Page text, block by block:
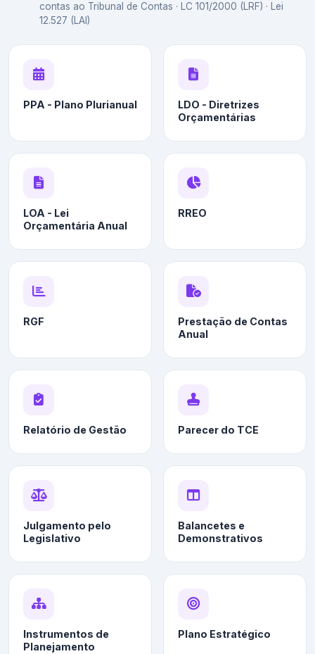
contas ao Tribunal de Contas · LC 101/2000 (LRF) · Lei
12.527 (LAI)
PPA - Plano Plurianual
LDO - Diretrizes
Orçamentárias
LOA - Lei
Orçamentária Anual
RREO
RGF
Prestação de Contas
Anual
Relatório de Gestão Parecer do TCE
Julgamento pelo
Legislativo
Balancetes e
Demonstrativos
Instrumentos de
Planejamento
Plano Estratégico